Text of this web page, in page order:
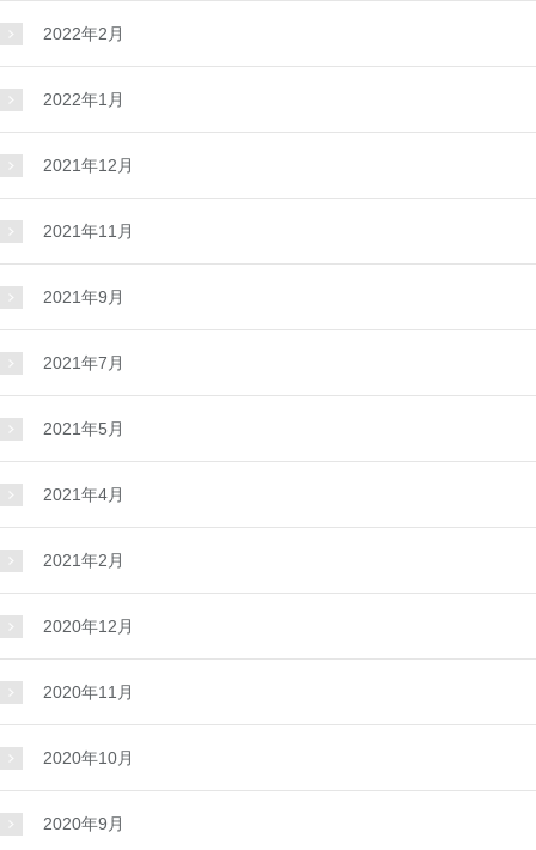
2022年2月
2022年1月
2021年12月
2021年11月
2021年9月
2021年7月
2021年5月
2021年4月
2021年2月
2020年12月
2020年11月
2020年10月
2020年9月